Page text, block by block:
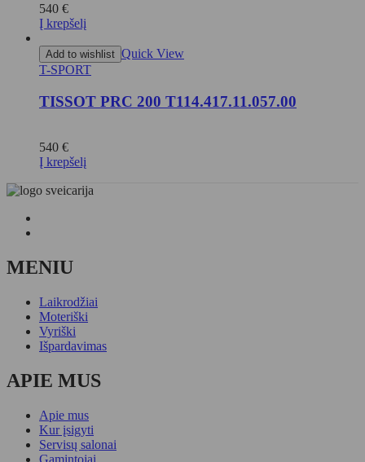
540 €
Į krepšelį
Add to wishlist Quick View
T-SPORT
TISSOT PRC 200 T114.417.11.057.00
540 €
Į krepšelį
MENIU
Laikrodžiai
Moteriški
Vyriški
Išpardavimas
APIE MUS
Apie mus
Kur įsigyti
Servisų salonai
Gamintojai